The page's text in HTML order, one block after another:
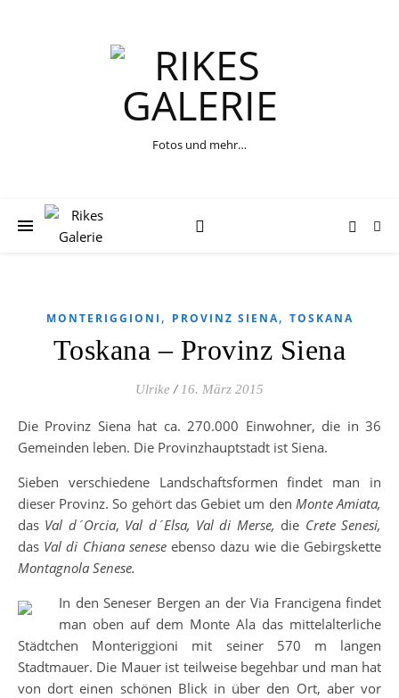
Fotos und mehr…
MONTERIGGIONI , PROVINZ SIENA, TOSKANA
Toskana – Provinz Siena
Ulrike / 16. März 2015
Die Provinz Siena hat ca. 270.000 Einwohner, die in 36
Gemeinden leben. Die Provinzhauptstadt ist Siena.
Sieben verschiedene Landschaftsformen findet man in
dieser Provinz. So gehört das Gebiet um den Monte Amiata,
das Val d´Orcia, Val d´Elsa, Val di Merse, die Crete Senesi,
das Val di Chiana senese ebenso dazu wie die Gebirgskette
Montagnola Senese.
In den Seneser Bergen an der Via Francigena findet
man oben auf dem Monte Ala das mittelalterliche
Städtchen Monteriggioni mit seiner 570 m langen
Stadtmauer. Die Mauer ist teilweise begehbar und man hat
von dort einen schönen Blick in über den Ort, aber vor